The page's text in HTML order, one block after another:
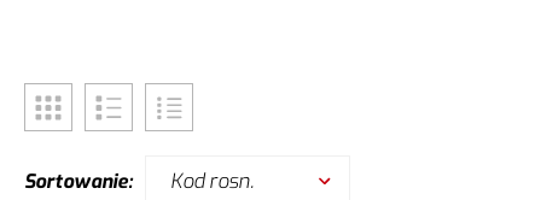
Sortowanie: Kod rosn.